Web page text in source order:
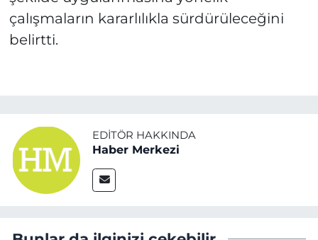
çalışmaların kararlılıkla sürdürüleceğini
belirtti.
EDITÖR HAKKINDA
Haber Merkezi